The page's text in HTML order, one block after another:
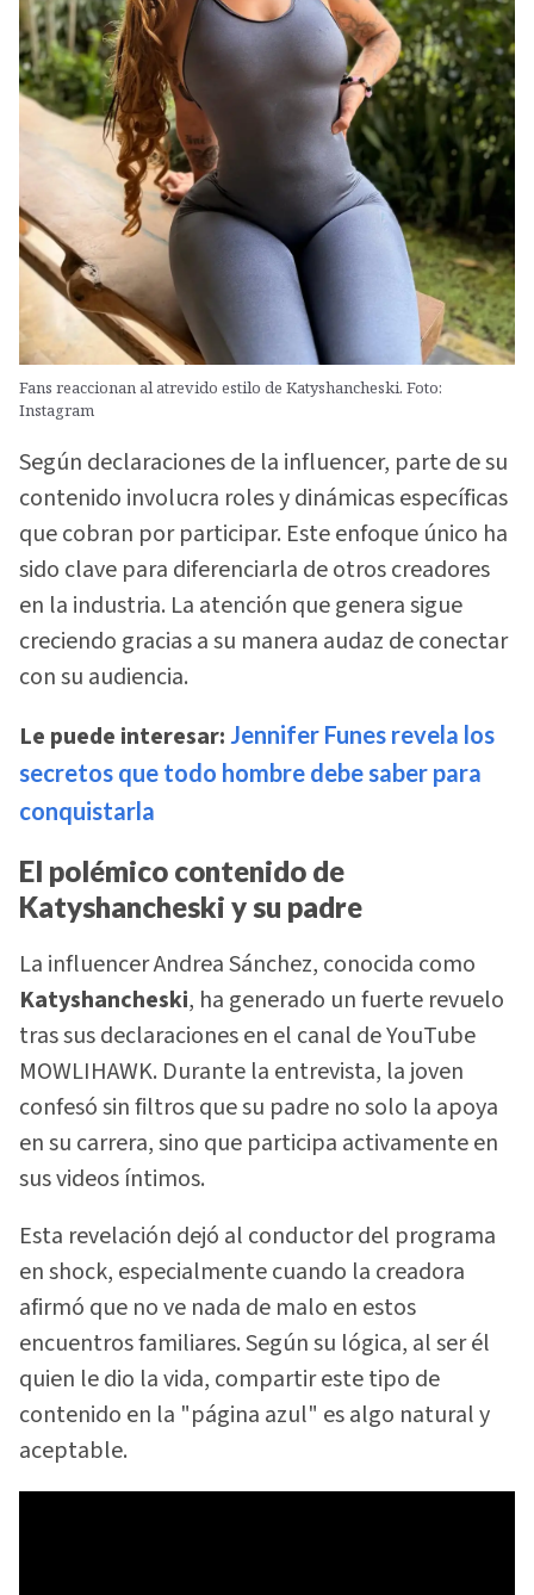
Fans reaccionan al atrevido estilo de Katyshancheski. Foto:
Instagram
Según declaraciones de la influencer, parte de su
contenido involucra roles y dinámicas específicas
que cobran por participar. Este enfoque único ha
sido clave para diferenciarla de otros creadores
en la industria. La atención que genera sigue
creciendo gracias a su manera audaz de conectar
con su audiencia.
Le puede interesar: Jennifer Funes revela los
secretos que todo hombre debe saber para
conquistarla
El polémico contenido de
Katyshancheski y su padre
La influencer Andrea Sánchez, conocida como
Katyshancheski, ha generado un fuerte revuelo
tras sus declaraciones en el canal de YouTube
MOWLIHAWK. Durante la entrevista, la joven
confesó sin filtros que su padre no solo la apoya
en su carrera, sino que participa activamente en
sus videos íntimos.
Esta revelación dejó al conductor del programa
en shock, especialmente cuando la creadora
afirmó que no ve nada de malo en estos
encuentros familiares. Según su lógica, al ser él
quien le dio la vida, compartir este tipo de
contenido en la "página azul" es algo natural y
aceptable.